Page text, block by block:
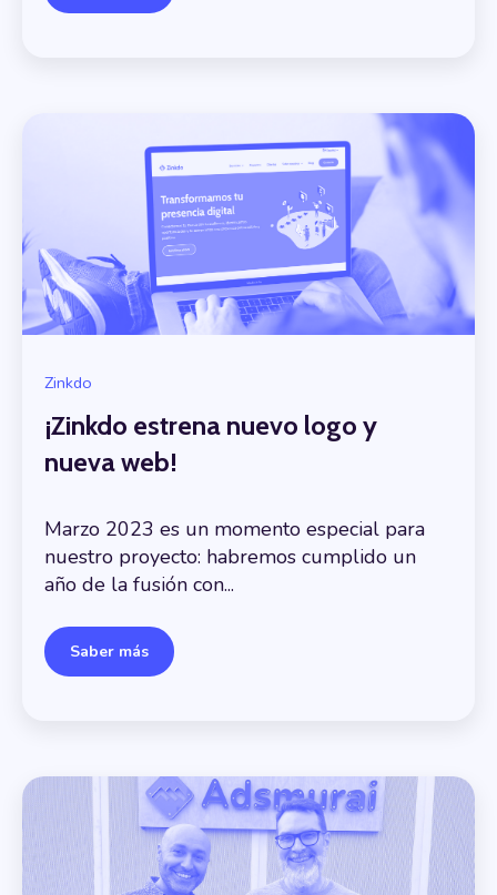
Zinkdo
¡Zinkdo estrena nuevo logo y
nueva web!
Marzo 2023 es un momento especial para
nuestro proyecto: habremos cumplido un
año de la fusión con...
Saber más